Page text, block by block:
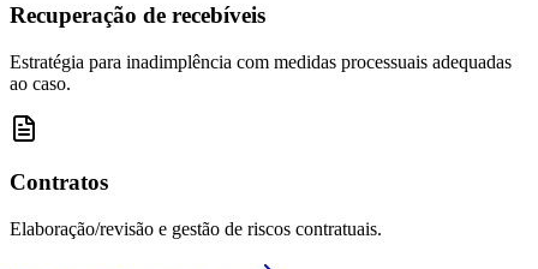
Recuperação de recebíveis
Estratégia para inadimplência com medidas processuais adequadas
ao caso.
Contratos
Elaboração/revisão e gestão de riscos contratuais.